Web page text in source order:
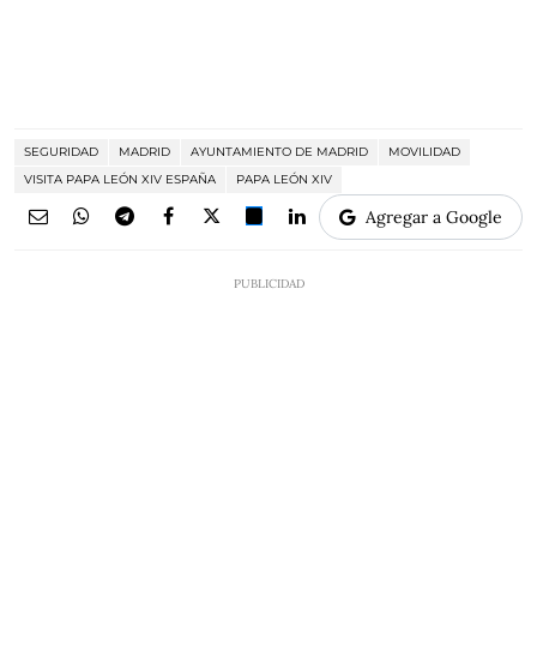
SEGURIDAD MADRID AYUNTAMIENTO DE MADRID
MOVILIDAD
VISITA PAPA LEÓN XIV ESPAÑA
PAPA LEÓN XIV
Agregar a Google